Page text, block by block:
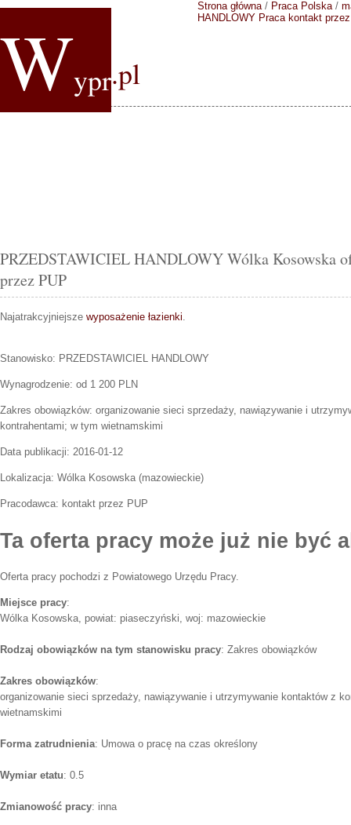
Wypr.pl
Strona główna/ Praca Polska/
HANDLOWY Praca kontakt
PRZEDSTAWICIEL HANDLOWY Wólka Kosowska
przez PUP
Najatrakcyjniejsze wyposażenie łazienki.
Stanowisko: PRZEDSTAWICIEL HANDLOWY
Wynagrodzenie: od 1 200 PLN
Zakres obowiązków: organizowanie sieci sprzedaży, nawiązywanie i
kontrahentami; w tym wietnamskimi
Data publikacji: 2016-01-12
Lokalizacja: Wólka Kosowska(mazowieckie)
Pracodawca: kontakt przez PUP
Ta oferta pracy może już nie być
Oferta pracy pochodzi z Powiatowego Urzędu Pracy.
Miejsce pracy:
Wólka Kosowska, powiat: piaseczyński, woj: mazowieckie
Rodzaj obowiązków na tym stanowisku pracy: Zakres obowiązków
Zakres obowiązków:
organizowanie sieci sprzedaży, nawiązywanie i utrzymywanie kontaktów z
wietnamskimi
Forma zatrudnienia: Umowa o pracę na czas określony
Wymiar etatu: 0.5
Zmianowość pracy: inna